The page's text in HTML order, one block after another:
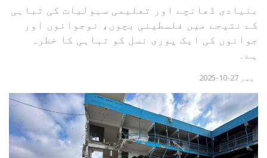
بنیادی ڈھانچے اور تعلیمی سہولیات کی تباہی
کے نتیجے میں فلسطینی بچوں، نوجوانوں اور
جوانوں کی ایک پوری نسل کو تباہی کا خطرہ
ہے۔
پیر 27-10-2025